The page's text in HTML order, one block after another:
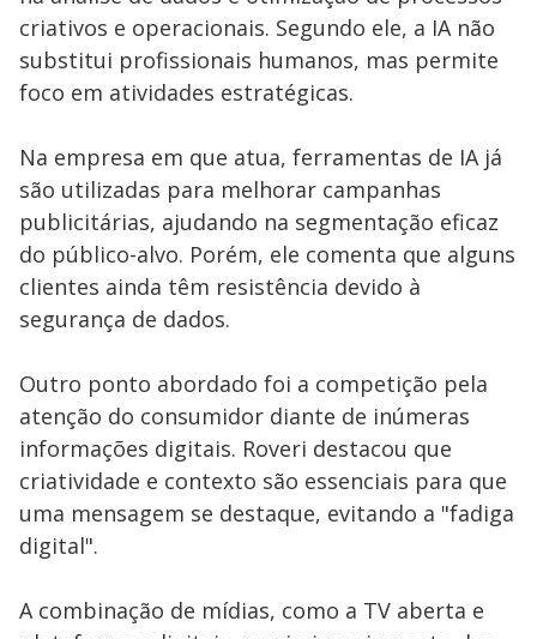
criativos e operacionais. Segundo ele, a IA não
substitui profissionais humanos, mas permite
foco em atividades estratégicas.
Na empresa em que atua, ferramentas de IA já
são utilizadas para melhorar campanhas
publicitárias, ajudando na segmentação eficaz
do público-alvo. Porém, ele comenta que alguns
clientes ainda têm resistência devido à
segurança de dados.
Outro ponto abordado foi a competição pela
atenção do consumidor diante de inúmeras
informações digitais. Roveri destacou que
criatividade e contexto são essenciais para que
uma mensagem se destaque, evitando a "fadiga
digital".
A combinação de mídias, como a TV aberta e